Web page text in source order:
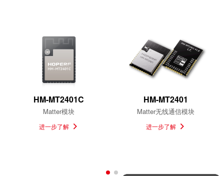
HM-MT2401C
Matter模块
进一步了解
HM-MT2401
Matter无线通信模块
进一步了解